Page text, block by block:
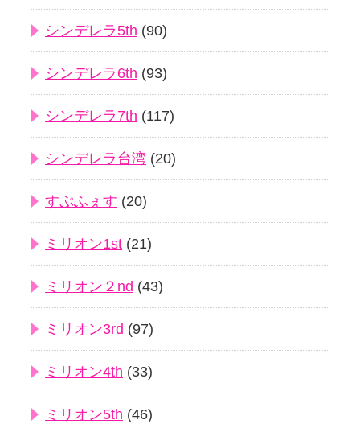
シンデレラ5th (90)
シンデレラ6th (93)
シンデレラ7th (117)
シンデレラ台湾 (20)
すぷふぇす (20)
ミリオン1st (21)
ミリオン２nd (43)
ミリオン3rd (97)
ミリオン4th (33)
ミリオン5th (46)